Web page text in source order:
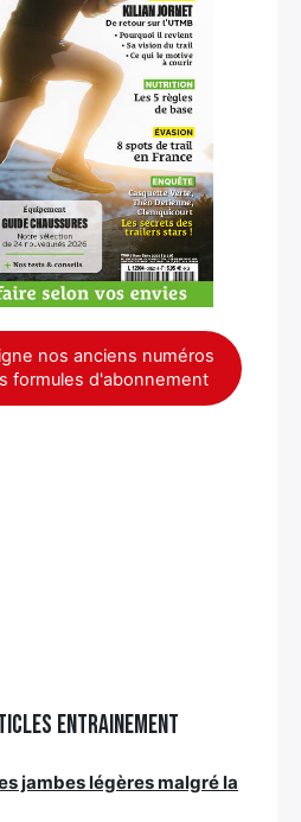
nos anciens numéros
formules d'abonnement
Entrainement
jambes légères malgré la